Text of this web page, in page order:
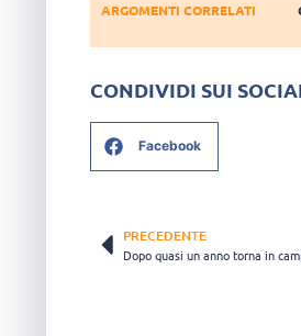
ARGOMENTI CORRELATI
CONDIVIDI SUI
Facebook
PRECEDENTE
Dopo quasi un anno torna in